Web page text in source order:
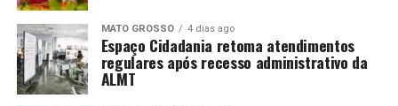
MATO GROSSO 4 dias ago
Espaço Cidadania retoma atendimentos
regulares após recesso administrativo da
ALMT